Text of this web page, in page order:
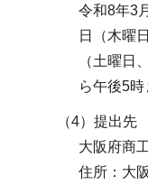
令和8年3
日（木曜
（土曜日
ら午後5時
（4）提出先
大阪府商
住所：大